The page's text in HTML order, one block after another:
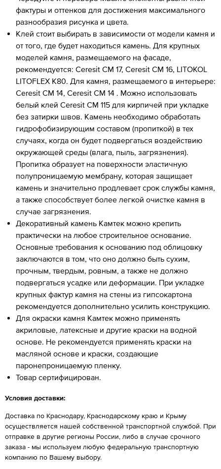
фактуры и оттенков для достижения максимального
разнообразия рисунка и цвета.
Клей стоит выбирать в зависимости от модели камня и
от того, где будет находиться камень. Для крупных
моделей камня, размещаемого на фасаде,
рекомендуется: Ceresit CM 17, Ceresit CM 16, LITOKOL
LITOFLEX K80. Для камня, размещаемого в интерьере:
Ceresit CM 14, Ceresit CM 14 . Можно использовать
белый клей Ceresit CM 115 для кирпичей при укладке
без затирки швов. Камень необходимо обработать
гидрофобизирующим составом (пропиткой) в тех
случаях, когда он будет подвергаться воздействию
окружающей среды (влага, пыль, загрязнения).
Пропитка образует на поверхности эластичную
полупроницаемую мембрану, которая защищает
камень и значительно продлевает срок службы камня,
а также способствует более легкой очистке камня в
случае загрязнения.
Декоративный камень Камтек можно крепить
практически на любое строительное основание.
Основные требования к основанию под облицовку
заключаются в том, что оно должно быть сухим,
прочным, твердым, ровным, а также не должно
подвергаться усадке или деформации. При укладке
крупных фактур камня на стены из гипсокартона
рекомендуется дополнительно усилить конструкцию.
Для окраски камня Камтек можно применять
акриловые, латексные и другие краски на водной
основе. Не рекомендуется применять краски на
масляной основе и краски, создающие
паронепроницаемую пленку.
Товар сертифицирован.
Условия доставки:
Доставка по Краснодару, Краснодарскому краю и Крыму
осуществляется нашей собственной транспортной службой. При
отправке в другие регионы России, либо в случае срочного
заказа - мы используем любую федеральную транспортную
компанию по Вашему выбору.